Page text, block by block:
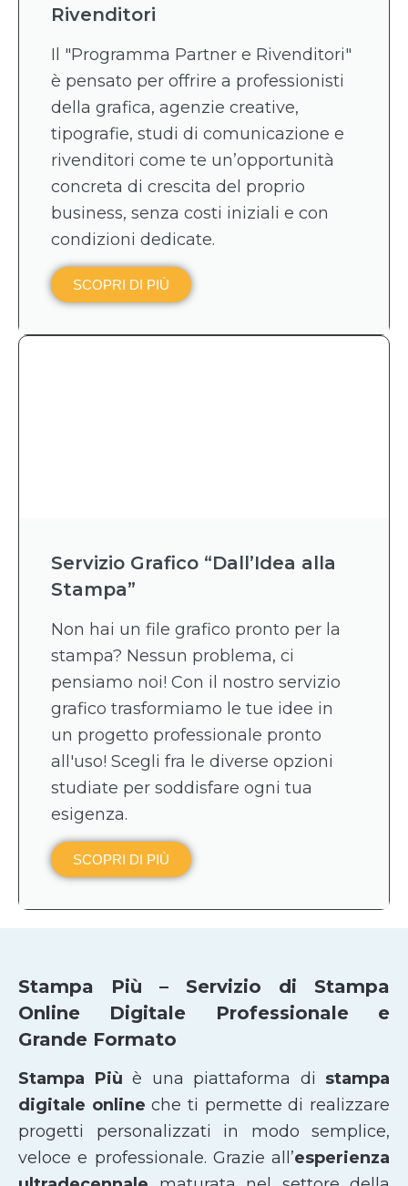
Rivenditori
Il "Programma Partner e Rivenditori"
è pensato per offrire a professionisti
della grafica, agenzie creative,
tipografie, studi di comunicazione e
rivenditori come te un’opportunità
concreta di crescita del proprio
business, senza costi iniziali e con
condizioni dedicate.
SCOPRI DI PIÙ
Servizio Grafico “Dall’Idea alla
Stampa”
Non hai un file grafico pronto per la
stampa? Nessun problema, ci
pensiamo noi! Con il nostro servizio
grafico trasformiamo le tue idee in
un progetto professionale pronto
all'uso! Scegli fra le diverse opzioni
studiate per soddisfare ogni tua
esigenza.
SCOPRI DI PIÙ
Stampa Più – Servizio di Stampa
Online Digitale Professionale e
Grande Formato
Stampa Più è una piattaforma di stampa
digitale online che ti permette di realizzare
progetti personalizzati in modo semplice,
veloce e professionale. Grazie all’esperienza